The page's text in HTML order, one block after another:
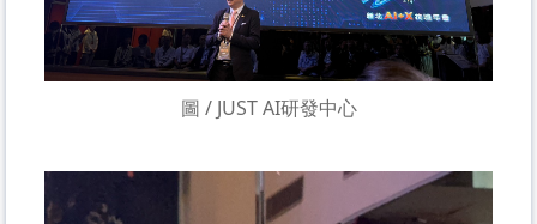
圖 / JUST AI研發中心